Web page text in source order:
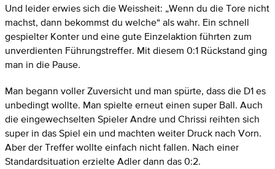
Und leider erwies sich die Weissheit: „Wenn du die Tore nicht
machst, dann bekommst du welche“ als wahr. Ein schnell
gespielter Konter und eine gute Einzelaktion führten zum
unverdienten Führungstreffer. Mit diesem 0:1 Rückstand ging
man in die Pause.
Man begann voller Zuversicht und man spürte, dass die D1 es
unbedingt wollte. Man spielte erneut einen super Ball. Auch
die eingewechselten Spieler Andre und Chrissi reihten sich
super in das Spiel ein und machten weiter Druck nach Vorn.
Aber der Treffer wollte einfach nicht fallen. Nach einer
Standardsituation erzielte Adler dann das 0:2.